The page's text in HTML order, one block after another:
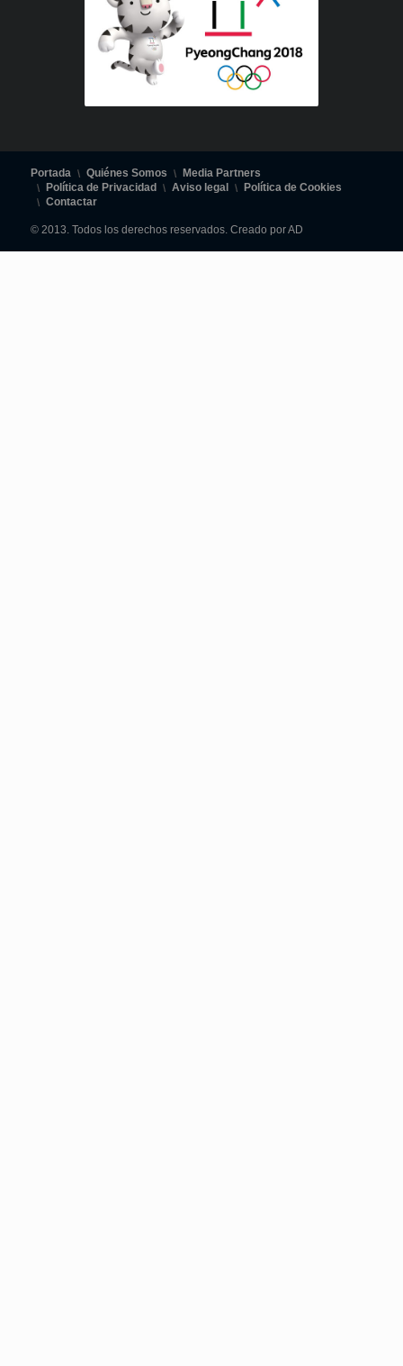
Portada Quiénes Somos
Media Partners
Política de Privacidad
Aviso legal
Política de Cookies
Contactar
© 2013. Todos los derechos reservados. Creado por AD